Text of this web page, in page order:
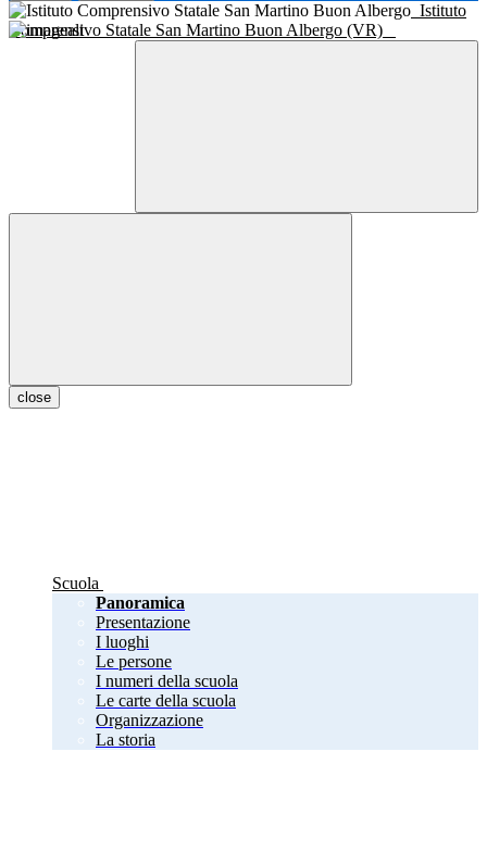
Istituto
Comprensivo Statale San Martino Buon Albergo (VR)
close
Scuola
Panoramica
Presentazione
I luoghi
Le persone
I numeri della scuola
Le carte della scuola
Organizzazione
La storia